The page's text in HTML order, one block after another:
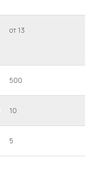
от 13
500
10
5